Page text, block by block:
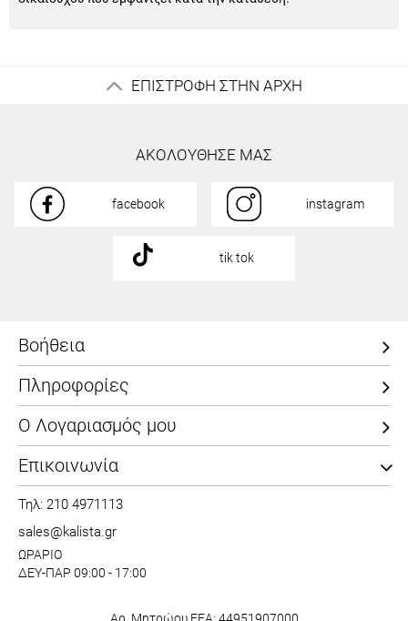
ΕΠΙΣΤΡΟΦΗ ΣΤΗΝ ΑΡΧΗ
ΑΚΟΛΟΥΘΗΣΕ ΜΑΣ
facebook instagram
tik tok
Βοήθεια
Πληροφορίες
Ο Λογαριασμός μου
Επικοινωνία
Τηλ: 210 4971113
sales@kalista.gr
ΩΡΑΡΙΟ
ΔΕΥ-ΠΑΡ 09:00 - 17:00